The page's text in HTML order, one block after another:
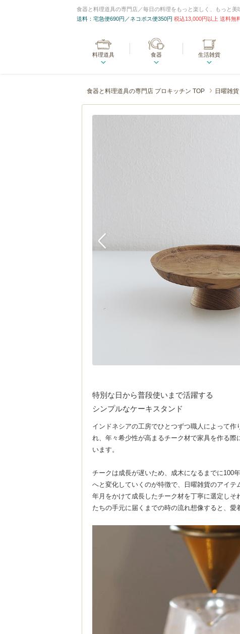
食器と料理道具の専門店／毎日の料理をもっと楽しく、もっと
送料：宅急便690円／ネコポス便350円 税込13,000円以上 送料無
料理道具 食器
生活雑貨
食器と料理道具の専門店 プロキッチン TOP 日曜雑貨
特別な日から普段使いまで活躍する
シンプルなケーキスタンド
インドネシアの工房でひとつずつ職人によって
れ、年々希少性が高まるチーク材で家具を作る
います。
チークは成長が遅いため、成木になるまでに100
へと変化していくのが特徴で、日曜雑貨のアイ
年月をかけて成長したチーク材を丁寧に選定し
たちの手元に届くまでの時の流れ想像すると、愛